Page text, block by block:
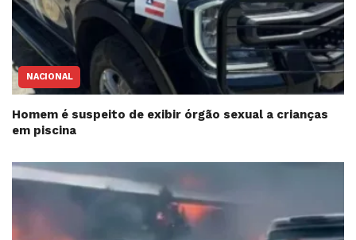
NACIONAL
Homem é suspeito de exibir órgão sexual a crianças
em piscina